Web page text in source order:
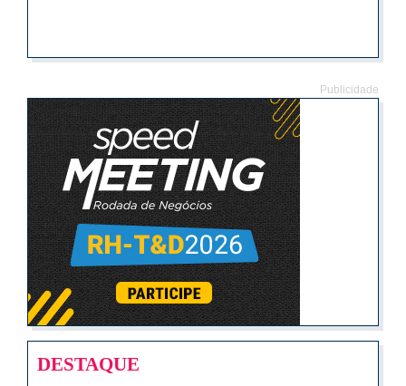
Publicidade
DESTAQUE